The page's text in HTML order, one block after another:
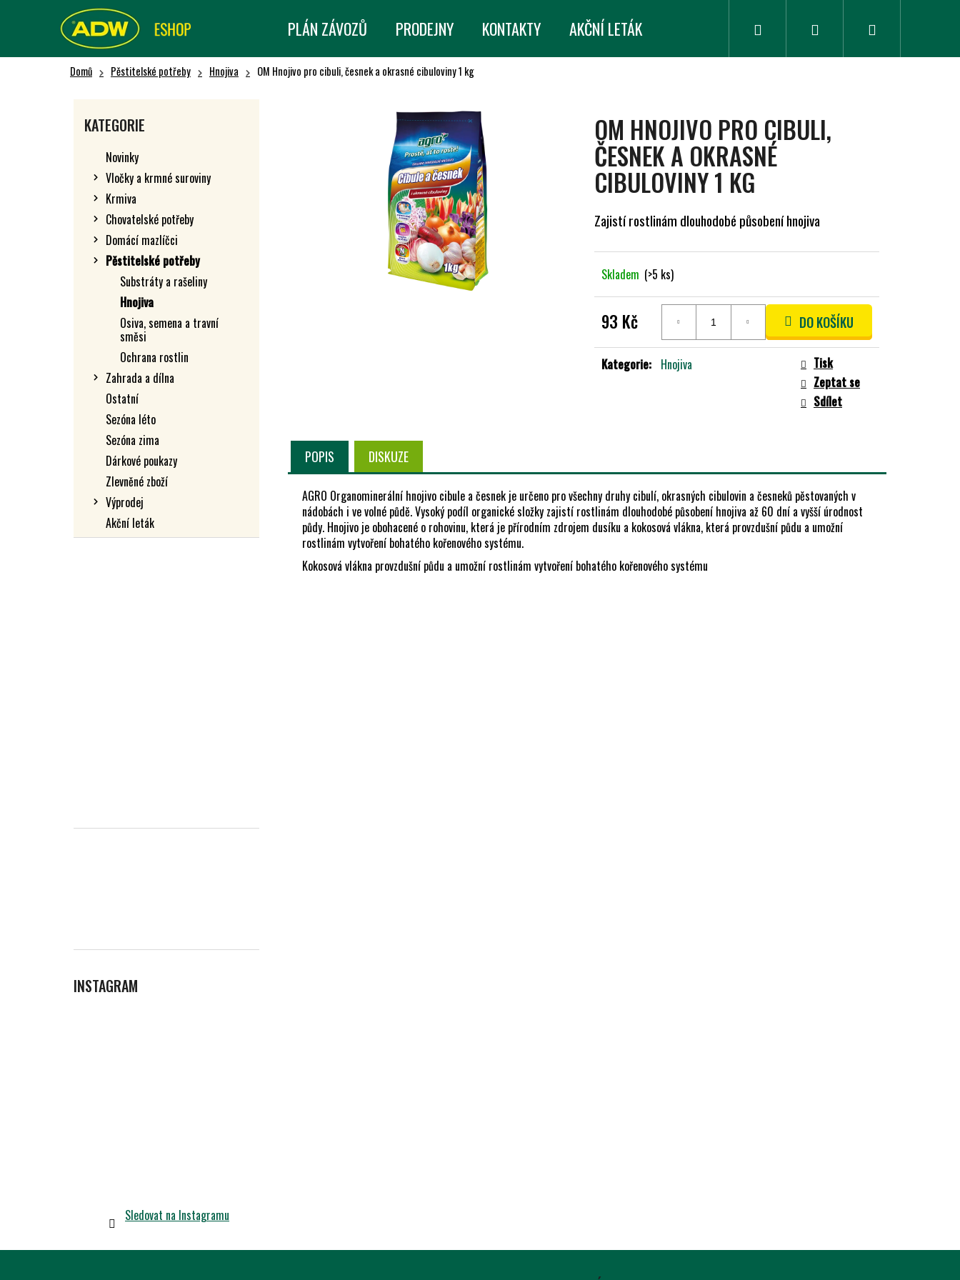
PLÁN ZÁVOZŮ PRODEJNY KONTAKTY AKČNÍ LETÁK ZLEVNĚNÉ ZBOŽÍHledat Přihlášení Nákupní
Domů Pěstitelské potřeby Hnojiva OM Hnojivo pro cibuli, česnek a okrasné cibuloviny 1 kg
kategorie
KATEGORIE
Novinky
Vločky a krmné suroviny
Krmiva
Chovatelské potřeby
Domácí mazlíčci
Pěstitelské potřeby
Substráty a rašeliny
Hnojiva
Osiva, semena a travní
směsi
Ochrana rostlin
Zahrada a dílna
Ostatní
Sezóna léto
Sezóna zima
Dárkové poukazy
Zlevněné zboží
Výprodej
Akční leták
INSTAGRAM
Sledovat na Instagramu
OM HNOJIVO PRO CIBULI,
ČESNEK A OKRASNÉ
CIBULOVINY 1 KG
Zajistí rostlinám dlouhodobé působení hnojiva
Skladem (>5 ks)
93 Kč
cena:
DO KOŠÍKU
Kategorie: Hnojiva
Tisk
Zeptat se
Sdílet
POPIS DISKUZE
AGRO Organominerální hnojivo cibule a česnek je určeno pro všechny druhy cibulí, okrasných cibulovin a česneků pěstovaných v
nádobách i ve volné půdě. Vysoký podíl organické složky zajistí rostlinám dlouhodobé působení hnojiva až 60 dní a vyšší úrodnost
půdy. Hnojivo je obohacené o rohovinu, která je přírodním zdrojem dusíku a kokosová vlákna, která provzdušní půdu a umožní
rostlinám vytvoření bohatého kořenového systému.
Kokosová vlákna provzdušní půdu a umožní rostlinám vytvoření bohatého kořenového systému
Í
Zpět
do obchodu
Zpět
do obchodu
CO POTŘEBUJETE NAJÍT?
DOPORUČUJEME
Z